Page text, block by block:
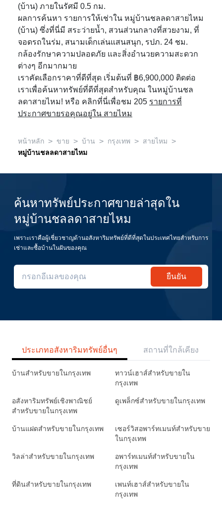
(บ้าน) ภายในรัศมี 0.5 กม.
ผลการค้นหา รายการให้เช่าใน หมู่บ้านชลลดาสายไหม
(บ้าน) ซึ่งที่นี่มี สระว่ายน้ำ, สวนส่วนกลางที่สวยงาม, ที่
จอดรถในร่ม, สนามเด็กเล่นแสนสนุก, รปภ. 24 ชม.
กล้องรักษาความปลอดภัย และสิ่งอำนวยความสะดวก
ต่างๆ อีกมากมาย
เราคัดเลือกราคาที่ดีที่สุด เริ่มต้นที่ ฿6,900,000 ติดต่อ
เราเพื่อค้นหาทรัพย์ที่ดีที่สุดสำหรับคุณ ในหมู่บ้านชล
ลดาสายไหม! หรือ คลิกที่นี่เพื่อชม 205 รายการที่
ประกาศขายรอคุณอยู่ใน สายไหม
หน้าหลัก > ขาย > บ้าน > กรุงเทพ > สายไหม >
หมู่บ้านชลลดาสายไหม
ค้นหาทรัพย์ประกาศขายล่าสุดใน
หมู่บ้านชลลดาสายไหม
เพราะเราคือผู้เชี่ยวชาญด้านอสังหาริมทรัพย์ที่ดีที่สุดในประเทศไทยสำหรับการ
เช่าและซื้อบ้านในฝันของคุณ
ยืนยัน
ประเภทอสังหาริมทรัพย์อื่นๆ สถานที่ใกล้เคียง
บ้านสำหรับขายในกรุงเทพ
ทาวน์เฮาส์สำหรับขายใน
กรุงเทพ
อสังหาริมทรัพย์เชิงพาณิชย์
สำหรับขายในกรุงเทพ
ดูเพล็กซ์สำหรับขายในกรุงเทพ
บ้านแฝดสำหรับขายในกรุงเทพ
เซอร์วิสอพาร์ทเมนท์สำหรับขาย
ในกรุงเทพ
วิลล่าสำหรับขายในกรุงเทพ
อพาร์ทเมนท์สำหรับขายใน
กรุงเทพ
ที่ดินสำหรับขายในกรุงเทพ
เพนท์เฮาส์สำหรับขายใน
กรุงเทพ